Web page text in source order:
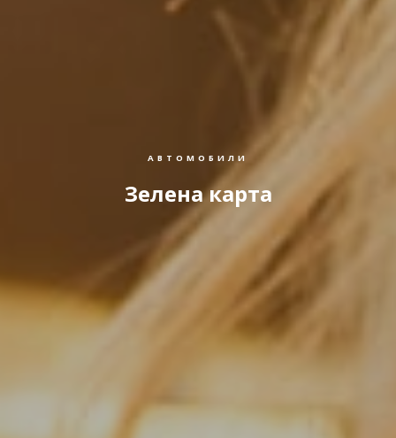
АВТОМОБИЛИ
Зелена карта